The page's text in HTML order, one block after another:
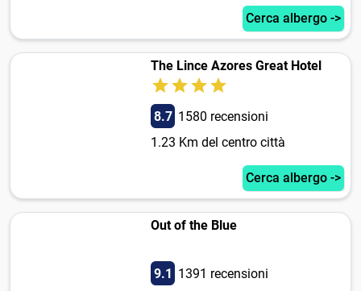
Cerca albergo ->
The Lince Azores Great Hotel
8.7 1580 recensioni
1.23 Km del centro città
Cerca albergo ->
Out of the Blue
9.1 1391 recensioni